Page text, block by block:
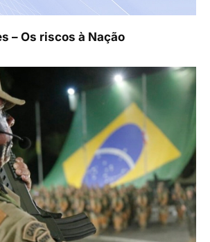
– Os riscos à Nação